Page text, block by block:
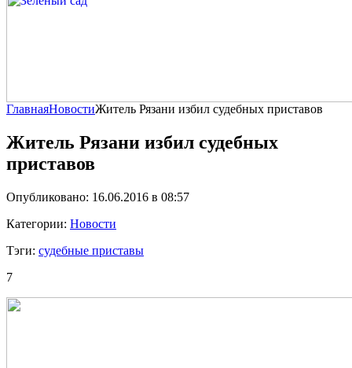
ГлавнаяНовостиЖитель Рязани избил судебных приставов
Житель Рязани избил судебных
приставов
Опубликовано: 16.06.2016 в 08:57
Категории: Новости
Тэги: судебные приставы
7